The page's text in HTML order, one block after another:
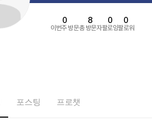
이번주 방문
0
총 방문자
8
팔로잉
0
팔로워
0
포스팅 프로챗